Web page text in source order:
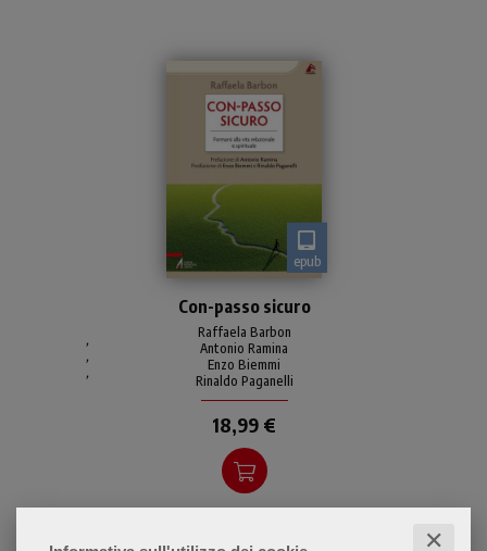
✕
epub
permette di tracciare un
segno preciso se la punta
rimane fissa al centro, così
questo libro indica una se
Con-passo sicuro
Raffaela Barbon
,
Antonio Ramina
,
Enzo Biemmi
,
Rinaldo Paganelli
18,99 €